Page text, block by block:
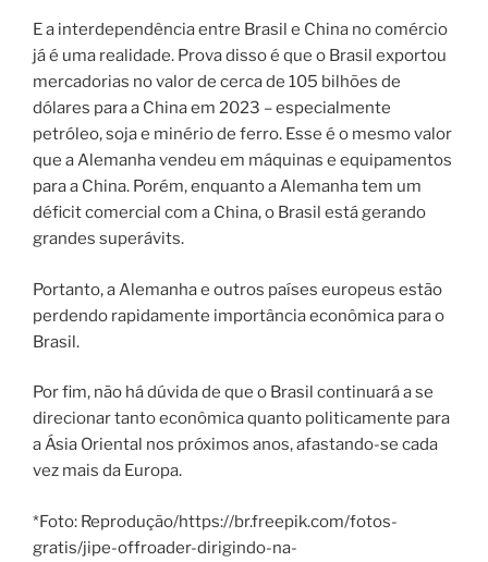
E a interdependência entre Brasil e China no comércio
já é uma realidade. Prova disso é que o Brasil exportou
mercadorias no valor de cerca de 105 bilhões de
dólares para a China em 2023 – especialmente
petróleo, soja e minério de ferro. Esse é o mesmo valor
que a Alemanha vendeu em máquinas e equipamentos
para a China. Porém, enquanto a Alemanha tem um
déficit comercial com a China, o Brasil está gerando
grandes superávits.
Portanto, a Alemanha e outros países europeus estão
perdendo rapidamente importância econômica para o
Brasil.
Por fim, não há dúvida de que o Brasil continuará a se
direcionar tanto econômica quanto politicamente para
a Ásia Oriental nos próximos anos, afastando-se cada
vez mais da Europa.
*Foto: Reprodução/https://br.freepik.com/fotos-
gratis/jipe-offroader-dirigindo-na-